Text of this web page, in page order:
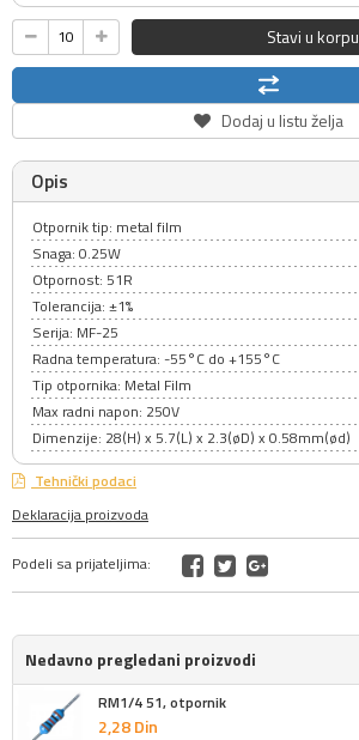
Stavi u korpu
Dodaj u listu želja
Opis
Otpornik tip: metal film
Snaga: 0.25W
Otpornost: 51R
Tolerancija: ±1%
Serija: MF-25
Radna temperatura: -55°C do +155°C
Tip otpornika: Metal Film
Max radni napon: 250V
Dimenzije: 28(H) x 5.7(L) x 2.3(øD) x 0.58mm(ød)
Tehnički podaci
Deklaracija proizvoda
Podeli sa prijateljima:
Nedavno pregledani proizvodi
RM1/4 51, otpornik
2,28Din